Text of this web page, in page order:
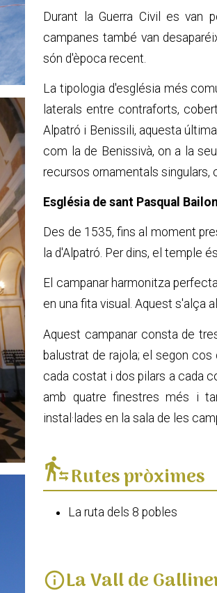
Durant la Guerra Civil es van
campanes també van
són d'època recent.
La tipologia d'església més
laterals entre contraforts,
Alpatró i Benissili, aquesta
com la de Benissivà, on a la
recursos ornamentals
Església de sant Pasqual
Des de 1535, fins al moment
la d'Alpatró. Per dins, el temple
El campanar harmonitza
en una fita visual. Aquest s'alça
Aquest campanar consta de
balustrat de rajola; el segon
cada costat i dos pilars a cada
amb quatre finestres més i
instal·lades en la sala de les
transfer_within_a_stationRutes pròximes
La ruta dels 8 pobles
infoLa Vall de